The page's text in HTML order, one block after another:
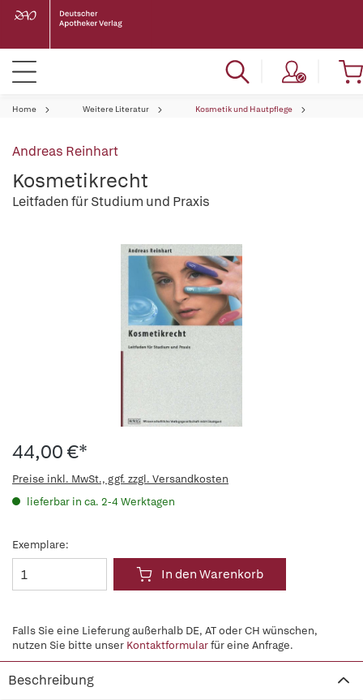
Home Weitere Literatur Kosmetik und Hautpflege
Andreas Reinhart
Kosmetikrecht
Leitfaden für Studium und Praxis
44,00 €*
Preise inkl. MwSt., ggf. zzgl. Versandkosten
lieferbar in ca. 2-4 Werktagen
Exemplare:
In den Warenkorb
Falls Sie eine Lieferung außerhalb DE, AT oder CH wünschen,
nutzen Sie bitte unser Kontaktformularfür eine Anfrage.
Beschreibung